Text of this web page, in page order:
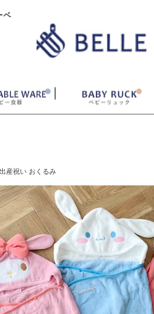
ベ
出産祝い おくるみ